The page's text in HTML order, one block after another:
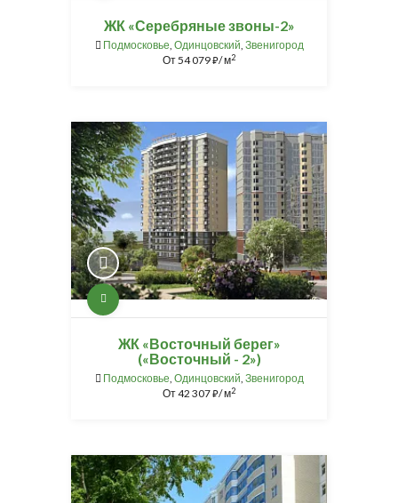
ЖК «Серебряные звоны-2»
Подмосковье, Одинцовский, Звенигород
От54 079⃏/ м2
ЖК «Восточный берег»
(«Восточный - 2»)
Подмосковье, Одинцовский, Звенигород
От42 307⃏/ м2